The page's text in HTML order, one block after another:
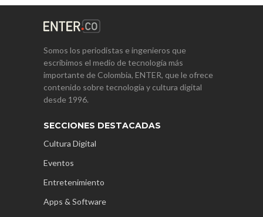
Somos los periodistas e ingenieros que
escribimos el medio de tecnología más
importante de Colombia, ENTER, que le ofrece
contenido sobre tecnología y cultura digital
desde 1996.
SECCIONES DESTACADAS
Cultura Digital
Eventos
Entretenimiento
Apps & Software